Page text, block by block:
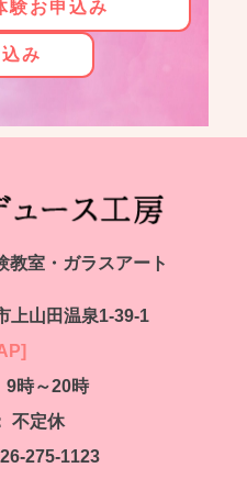
験お申込み
み
教室・ガラスアート
上山田温泉1-39-1
9時～20時
不定休
275-1123